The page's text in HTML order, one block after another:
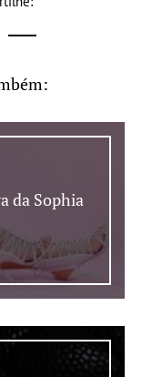
da Sophia